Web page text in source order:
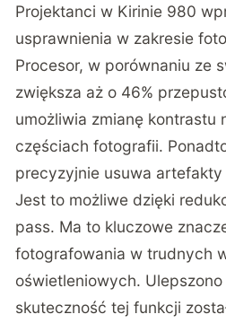
Projektanci w Kirinie 980
usprawnienia w zakresie
Procesor, w porównaniu ze
zwiększa aż o 46%
umożliwia zmianę kontrastu
częściach fotografii.
precyzyjnie usuwa
Jest to możliwe dzięki
pass. Ma to kluczowe
fotografowania w trudnych
oświetleniowych.
skuteczność tej funkcji